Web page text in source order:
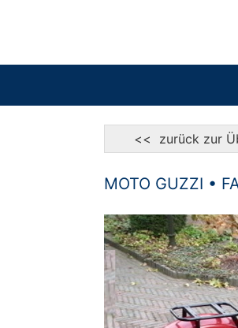
<< zurück zur
MOTO GUZZI •